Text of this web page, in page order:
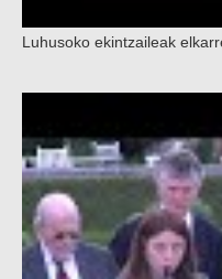
Luhusoko ekintzaileak